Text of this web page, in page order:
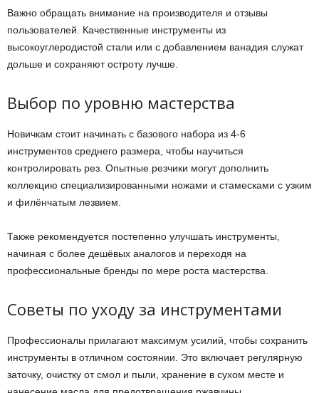
Важно обращать внимание на производителя и отзывы
пользователей. Качественные инструменты из
высокоуглеродистой стали или с добавлением ванадия служат
дольше и сохраняют остроту лучше.
Выбор по уровню мастерства
Новичкам стоит начинать с базового набора из 4-6
инструментов среднего размера, чтобы научиться
контролировать рез. Опытные резчики могут дополнить
коллекцию специализированными ножами и стамесками с узким
и филёнчатым лезвием.
Также рекомендуется постепенно улучшать инструменты,
начиная с более дешёвых аналогов и переходя на
профессиональные бренды по мере роста мастерства.
Советы по уходу за инструментами
Профессионалы прилагают максимум усилий, чтобы сохранить
инструменты в отличном состоянии. Это включает регулярную
заточку, очистку от смол и пыли, хранение в сухом месте и